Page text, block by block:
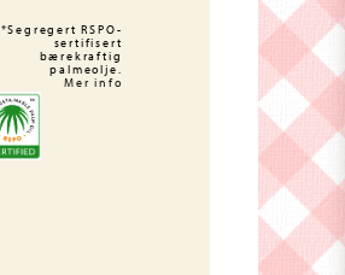
*Segregert RSPO-
sertifisert
bærekraftig
palmeolje.
Mer info